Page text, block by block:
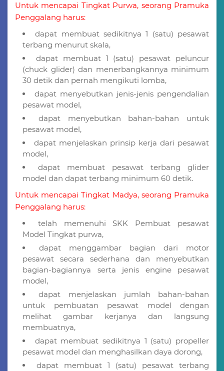
Untuk mencapai Tingkat Purwa, seorang Pramuka
Penggalang harus:
dapat membuat sedikitnya 1 (satu) pesawat
terbang menurut skala,
dapat membuat 1 (satu) pesawat peluncur
(chuck glider) dan menerbangkannya minimum
30 detik dan pernah mengikuti lomba,
dapat menyebutkan jenis-jenis pengendalian
pesawat model,
dapat menyebutkan bahan-bahan untuk
pesawat model,
dapat menjelaskan prinsip kerja dari pesawat
model,
dapat membuat pesawat terbang glider
model dan dapat terbang minimum 60 detik.
Untuk mencapai Tingkat Madya, seorang Pramuka
Penggalang harus:
telah memenuhi SKK Pembuat pesawat
Model Tingkat purwa,
dapat menggambar bagian dari motor
pesawat secara sederhana dan menyebutkan
bagian-bagiannya serta jenis engine pesawat
model,
dapat menjelaskan jumlah bahan-bahan
untuk pembuatan pesawat model dengan
melihat gambar kerjanya dan langsung
membuatnya,
dapat membuat sedikitnya 1 (satu) propeller
pesawat model dan menghasilkan daya dorong,
dapat membuat 1 (satu) pesawat terbang